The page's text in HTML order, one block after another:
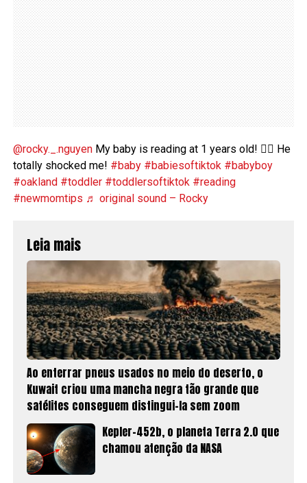
@rocky._.nguyenMy baby is reading at 1 years old! 😮‍💨 He
totally shocked me! #baby #babiesoftiktok #babyboy
#oakland #toddler #toddlersoftiktok #reading
#newmomtips ♬ original sound – Rocky
Leia mais
Ao enterrar pneus usados no meio do deserto, o
Kuwait criou uma mancha negra tão grande que
satélites conseguem distingui-la sem zoom
Kepler-452b, o planeta Terra 2.0 que
chamou atenção da NASA